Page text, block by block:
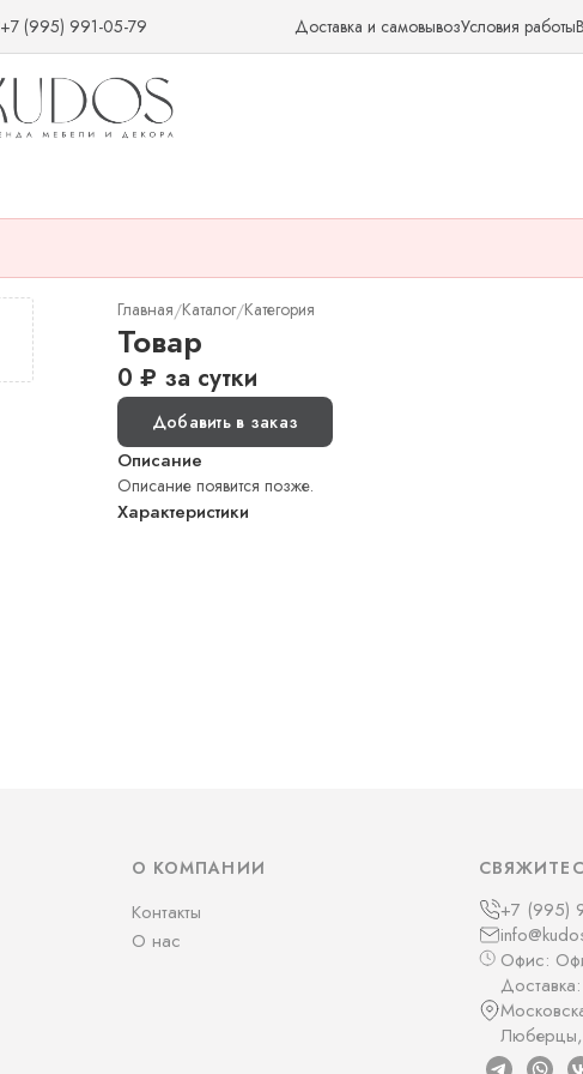
+7 (995) 991-05-79 Доставка и самовывозУсловия работы
Главная/Каталог/Категория
Товар
0 ₽ за сутки
Добавить в заказ
Описание
Описание появится позже.
Характеристики
О КОМПАНИИ
Контакты
О нас
+7 (995)
Офис:
Люберцы,